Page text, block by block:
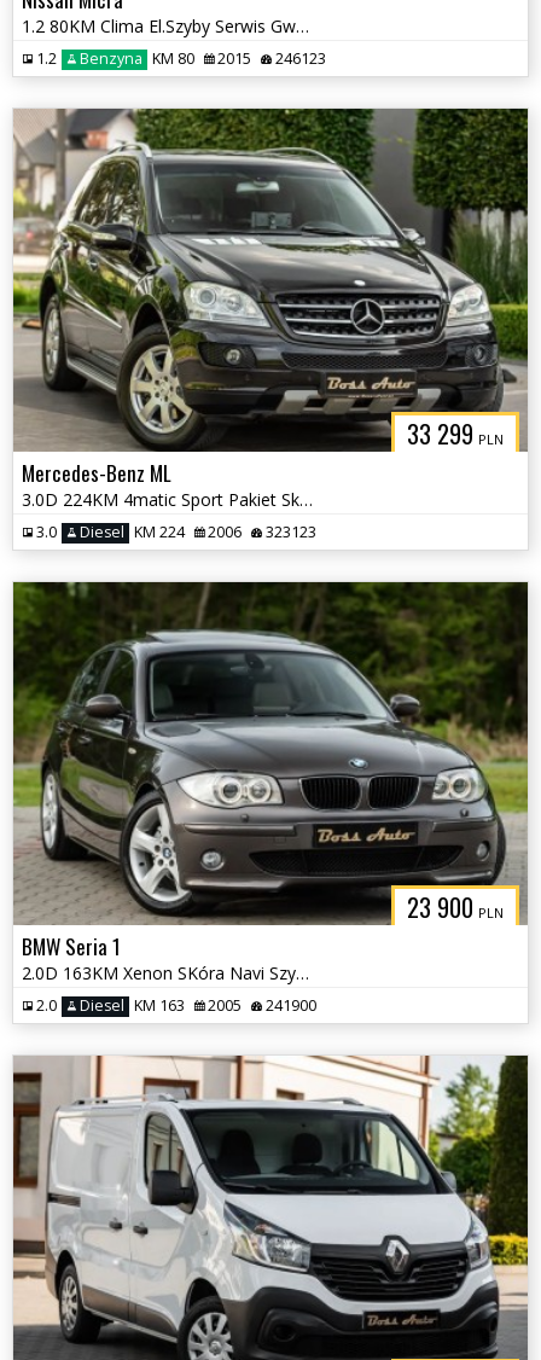
1.2 80KM Clima El.Szyby Serwis Gwarancjia !!
1.2 Benzyna KM 80 2015 246123
33 299 PLN
Mercedes-Benz ML
3.0D 224KM 4matic Sport Pakiet Skóra Navi Camera Alu PDc Po Serwisie!!
3.0 Diesel KM 224 2006 323123
23 900 PLN
BMW Seria 1
2.0D 163KM Xenon SKóra Navi Szyber Automat Full !! Serwis !
2.0 Diesel KM 163 2005 241900